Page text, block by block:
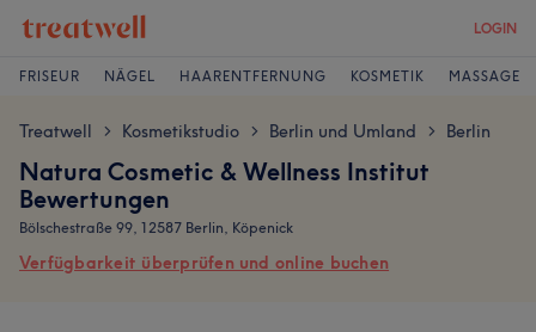
LOGIN
FRISEUR NÄGEL HAARENTFERNUNG KOSMETIK MASSAGE
Treatwell > Kosmetikstudio > Berlin und Umland > Berlin
Natura Cosmetic & Wellness Institut
Bewertungen
Bölschestraße 99, 12587 Berlin, Köpenick
Verfügbarkeit überprüfen und online buchen